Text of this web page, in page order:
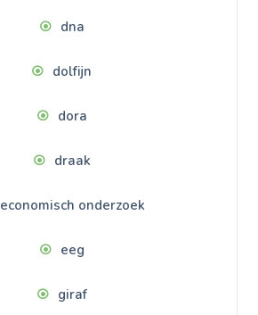
dna
dolfijn
dora
draak
economisch onderzoek
eeg
giraf